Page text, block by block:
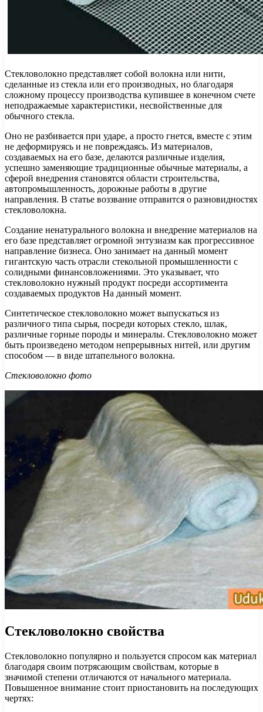
Стекловолокно представляет собой волокна или нити,
сделанные из стекла или его производных, но благодаря
сложному процессу производства купившее в конечном счете
неподражаемые характеристики, несвойственные для
обычного стекла.
Оно не разбивается при ударе, а просто гнется, вместе с этим
не деформируясь и не повреждаясь. Из материалов,
создаваемых на его базе, делаются различные изделия,
успешно заменяющие традиционные обычные материалы, а
сферой внедрения становятся области строительства,
автопромышленность, дорожные работы в другие
направления. В статье воззвание отправится о разновидностях
стекловолокна.
Создание ненатурального волокна и внедрение материалов на
его базе представляет огромной энтузиазм как прогрессивное
направление бизнеса. Оно занимает на данный момент
гигантскую часть отрасли стекольной промышленности с
солидными финансовложениями. Это указывает, что
стекловолокно нужный продукт посреди ассортимента
создаваемых продуктов На данный момент.
Синтетическое стекловолокно может выпускаться из
различного типа сырья, посреди которых стекло, шлак,
различные горные породы и минералы. Стекловолокно может
быть произведено методом непрерывных нитей, или другим
способом — в виде штапельного волокна.
Стекловолокно фото
Стекловолокно свойства
Стекловолокно популярно и пользуется спросом как материал
благодаря своим потрясающим свойствам, которые в
значимой степени отличаются от начального материала.
Повышенное внимание стоит приостановить на последующих
чертях: